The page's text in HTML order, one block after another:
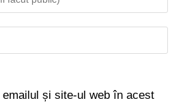
și site-ul web în acest